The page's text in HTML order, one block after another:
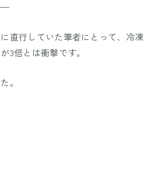
直行していた筆者にとって、冷凍
3倍とは衝撃です。
。